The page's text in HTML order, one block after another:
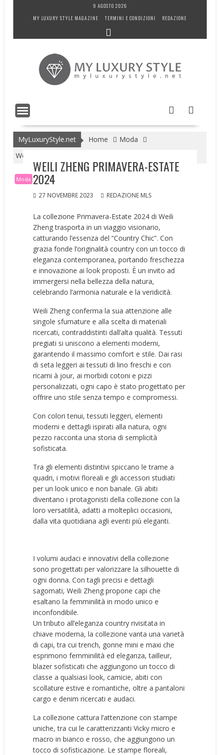
9 AGOSTO 2026
MY LUXURY STYLE MAGAZINE
TERMINI E CONDIZIONI REDAZIONE
MyLuxuryStyle.net Home
Moda
Weili Zheng Primavera-Estate 2024
Moda
WEILI ZHENG PRIMAVERA-ESTATE
2024
27 NOVEMBRE 2023 REDAZIONE MLS
La collezione Primavera-Estate 2024 di Weili
Zheng trasporta in un viaggio visionario,
catturando l’essenza del “Country Chic”. Con
grazia fonde l’originalità country con un tocco di
eleganza contemporanea, portando freschezza
e innovazione ai look proposti. È un invito ad
immergersi nella bellezza della natura,
celebrando l’armonia naturale e la veridicità.
Weili Zheng conferma la sua attenzione alle
singole sfumature e alla scelta di materiali
ricercati, contraddistinti dall’alta qualità. Tessuti
pregiati si uniscono a elementi moderni,
garantendo il massimo comfort e stile. Dai rasi
di seta leggeri ai tessuti di lino freschi e con
ricami à jour, ai morbidi cotoni e pizzi
personalizzati, ogni capo è stato progettato per
offrire uno stile senza tempo e compromessi.
Con colori tenui, tessuti leggeri, elementi
moderni e dettagli ispirati alla natura, ogni
pezzo racconta una storia di semplicità
sofisticata.
Tra gli elementi distintivi spiccano le trame a
quadri, i motivi floreali e gli accessori studiati
per un look unico e non banale. Gli abiti
diventano i protagonisti della collezione con la
loro versatilità, adatti a molteplici occasioni,
dalla vita quotidiana agli eventi più eleganti.
I volumi audaci e innovativi della collezione
sono progettati per valorizzare la silhouette di
ogni donna. Con tagli precisi e dettagli
sagomati, Weili Zheng propone capi che
esaltano la femminilità in modo unico e
inconfondibile.
Un tributo all’eleganza country rivisitata in
chiave moderna, la collezione vanta una varietà
di capi, tra cui trench, gonne mini e maxi che
esprimono femminilità ed eleganza, tailleur,
blazer sofisticati che aggiungono un tocco di
classe a qualsiasi look, camicie, abiti con
scollature estive e romantiche, oltre a pantaloni
cargo e denim ricercati e audaci.
La collezione cattura l’attenzione con stampe
uniche, tra cui le caratterizzanti Vicky micro e
macro in bianco e rosso, che aggiungono un
tocco di sofisticazione. Le stampe floreali,